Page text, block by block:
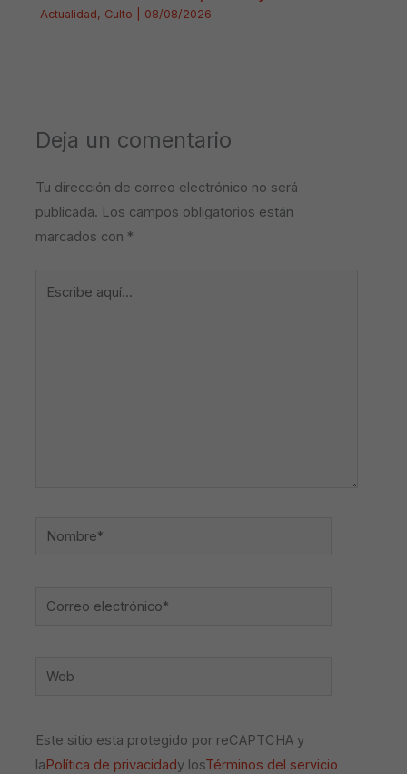
Actualidad, Culto 08/08/2026
Deja un comentario
Tu dirección de correo electrónico no será
publicada. Los campos obligatorios están
marcados con *
Nombre*
Correo
Web
Este sitio esta protegido por reCAPTCHA y
laPolítica de privacidady losTérminos del servicio